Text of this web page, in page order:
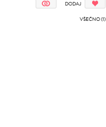
DODAJ
VŠEČNO (1)